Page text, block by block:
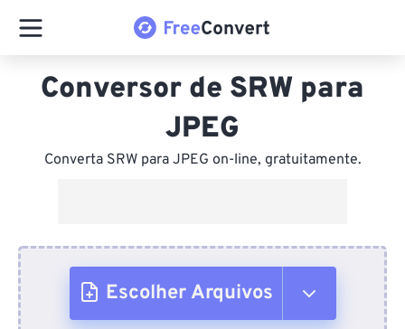
Conversor de SRW para
JPEG
Converta SRW para JPEG on-line, gratuitamente.
Escolher Arquivos